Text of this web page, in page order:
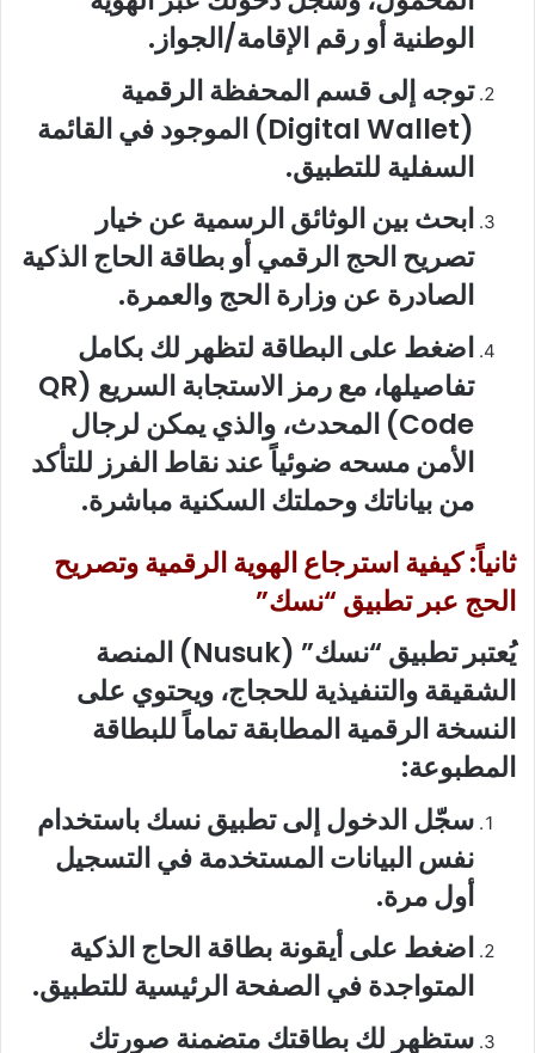
الوطنية أو رقم الإقامة/الجواز.
توجه إلى قسم المحفظة الرقمية
(Digital Wallet) الموجود في القائمة
السفلية للتطبيق.
ابحث بين الوثائق الرسمية عن خيار
تصريح الحج الرقمي أو بطاقة الحاج الذكية
الصادرة عن وزارة الحج والعمرة.
اضغط على البطاقة لتظهر لك بكامل
تفاصيلها، مع رمز الاستجابة السريع (QR
Code) المحدث، والذي يمكن لرجال
الأمن مسحه ضوئياً عند نقاط الفرز للتأكد
من بياناتك وحملتك السكنية مباشرة.
ثانياً: كيفية استرجاع الهوية الرقمية وتصريح
الحج عبر تطبيق “نسك”
يُعتبر تطبيق “نسك” (Nusuk) المنصة
الشقيقة والتنفيذية للحجاج، ويحتوي على
النسخة الرقمية المطابقة تماماً للبطاقة
المطبوعة:
سجّل الدخول إلى تطبيق نسك باستخدام
نفس البيانات المستخدمة في التسجيل
أول مرة.
اضغط على أيقونة بطاقة الحاج الذكية
المتواجدة في الصفحة الرئيسية للتطبيق.
ستظهر لك بطاقتك متضمنة صورتك